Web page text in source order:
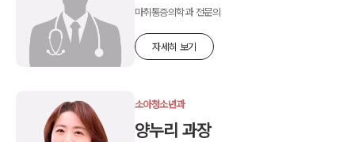
마취통증의학과 전문의
자세히 보기
소아청소년과
양누리 과장